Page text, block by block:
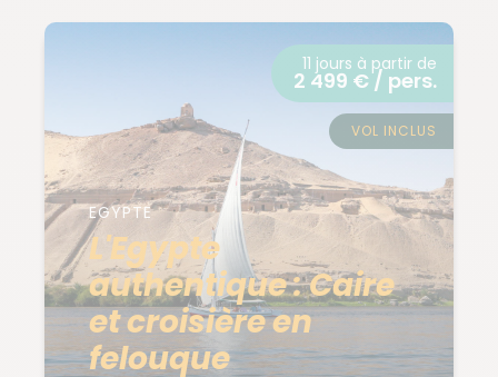
EGYPTE
L'Egypte
authentique : Caire
et croisière en
felouque
11 jours à partir de
2 499 € / pers.
VOL INCLUS